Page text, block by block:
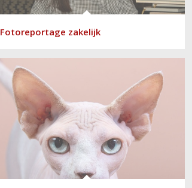
Fotoreportage zakelijk